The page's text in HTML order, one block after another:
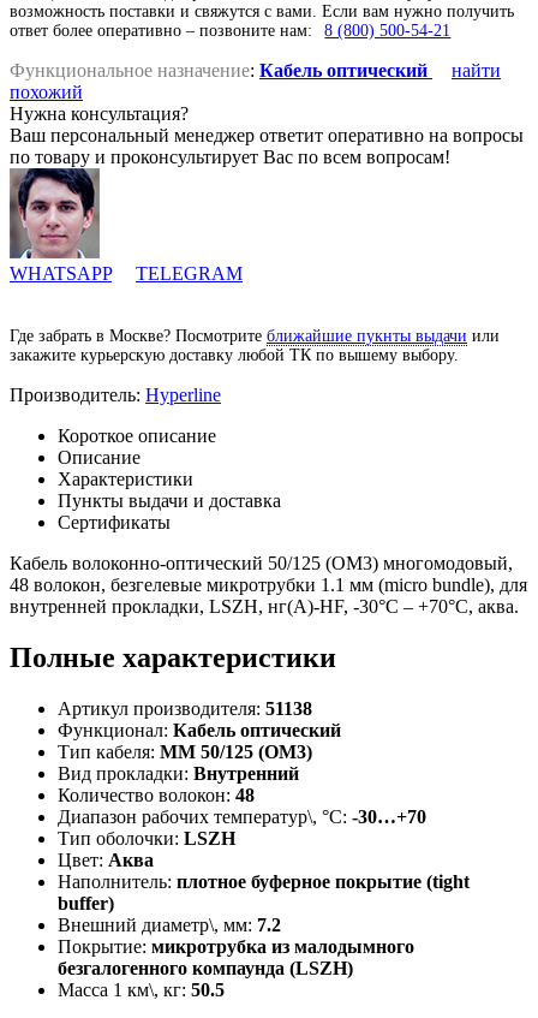
возможность поставки и свяжутся с вами. Если вам нужно получить
ответ более оперативно – позвоните нам:
8 (800) 500-54-21
Функциональное назначение: Кабель оптический
найти
похожий
Нужна консультация?
Ваш персональный менеджер ответит оперативно на вопросы
по товару и проконсультирует Вас по всем вопросам!
WHATSAPP TELEGRAM
Где забрать в Москве? Посмотрите ближайшие пукнты выдачи или
закажите курьерскую доставку любой ТК по вышему выбору.
Производитель: Hyperline
Короткое описание
Описание
Характеристики
Пункты выдачи и доставка
Сертификаты
Кабель волоконно-оптический 50/125 (OM3) многомодовый,
48 волокон, безгелевые микротрубки 1.1 мм (micro bundle), для
внутренней прокладки, LSZH, нг(А)-HF, -30°C – +70°C, аква.
Полные характеристики
Артикул производителя: 51138
Функционал: Кабель оптический
Тип кабеля: MM 50/125 (ОМ3)
Вид прокладки: Внутренний
Количество волокон: 48
Диапазон рабочих температур\, °С: -30…+70
Тип оболочки: LSZH
Цвет: Аква
Наполнитель: плотное буферное покрытие (tight
buffer)
Внешний диаметр\, мм: 7.2
Покрытие: микротрубка из малодымного
безгалогенного компаунда (LSZH)
Масса 1 км\, кг: 50.5